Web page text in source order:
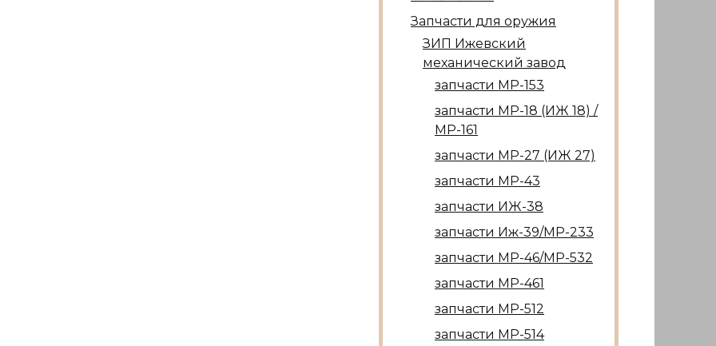
Запчасти для оружия
ЗИП Ижевский
механический завод
запчасти МР-153
запчасти МР-18 (ИЖ 18) /
МР-161
запчасти МР-27 (ИЖ 27)
запчасти МР-43
запчасти ИЖ-38
запчасти Иж-39/МР-233
запчасти МР-46/МР-532
запчасти МР-461
запчасти МР-512
запчасти МР-514